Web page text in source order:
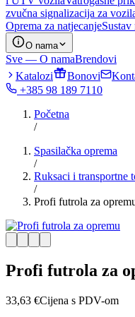
zvučna signalizacija za
Oprema za natjecanje
O nama
Sve — O namaBrendovi
Katalozi
Bonovi
+385 98 189 7110
Početna
/
Spasilačka oprema
/
Ruksaci i transportne
/
Profi futrola za
Profi futrola za
33,63 €Cijena s PDV-om